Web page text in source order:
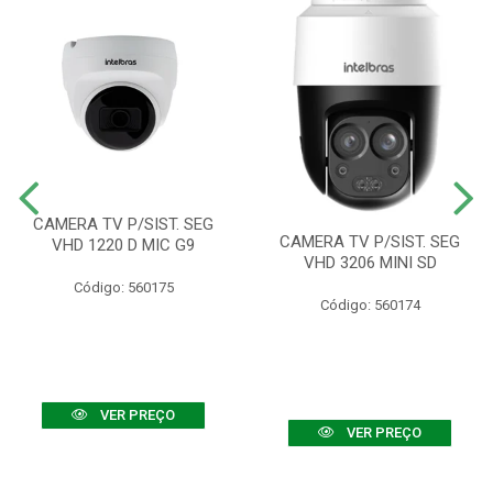
CAMERA TV P/SIST. SEG
VHD 1220 D MIC G9
Código: 560175
VER PREÇO
CAMERA TV P/SIST. SEG
VHD 3206 MINI SD
Código: 560174
VER PREÇO